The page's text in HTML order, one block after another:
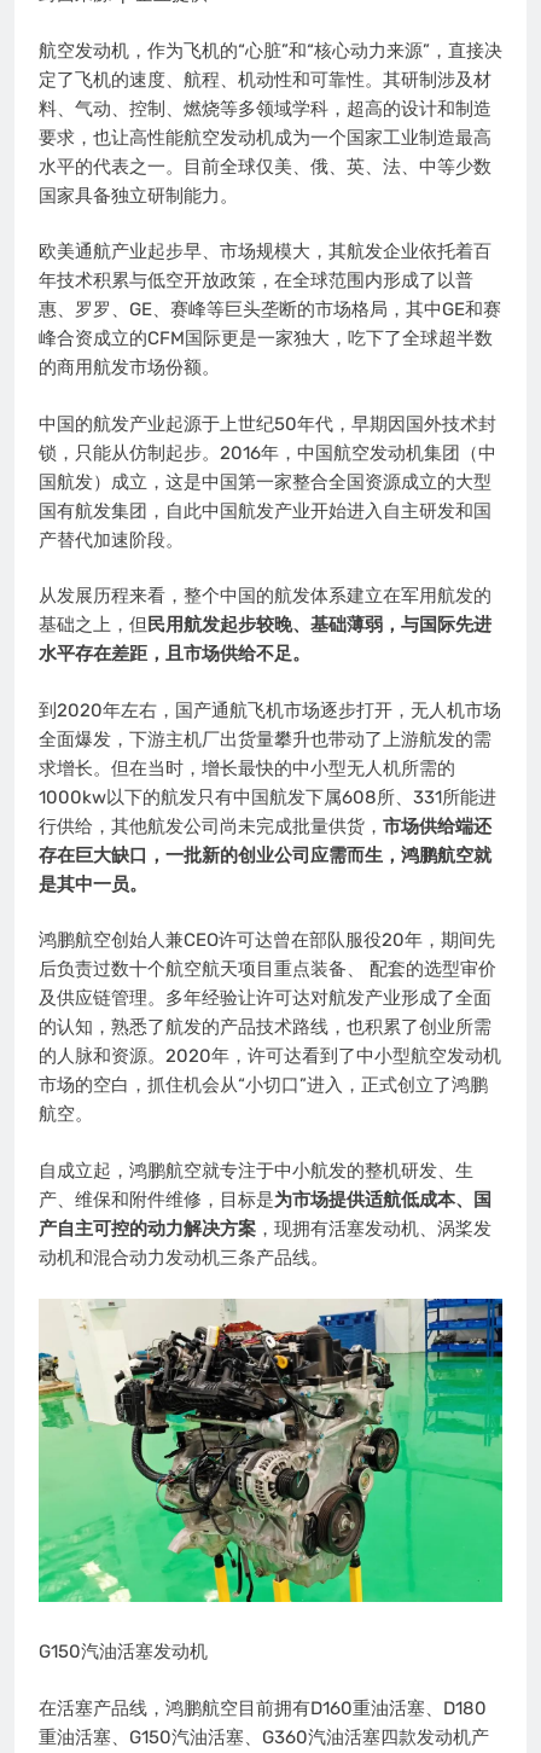
航空发动机，作为飞机的“心脏”和“核心动力来源”，直接决
定了飞机的速度、航程、机动性和可靠性。其研制涉及材
料、气动、控制、燃烧等多领域学科，超高的设计和制造
要求，也让高性能航空发动机成为一个国家工业制造最高
水平的代表之一。目前全球仅美、俄、英、法、中等少数
国家具备独立研制能力。
欧美通航产业起步早、市场规模大，其航发企业依托着百
年技术积累与低空开放政策，在全球范围内形成了以普
惠、罗罗、GE、赛峰等巨头垄断的市场格局，其中GE和赛
峰合资成立的CFM国际更是一家独大，吃下了全球超半数
的商用航发市场份额。
中国的航发产业起源于上世纪50年代，早期因国外技术封
锁，只能从仿制起步。2016年，中国航空发动机集团（中
国航发）成立，这是中国第一家整合全国资源成立的大型
国有航发集团，自此中国航发产业开始进入自主研发和国
产替代加速阶段。
从发展历程来看，整个中国的航发体系建立在军用航发的
基础之上，但 民用航发起步较晚、基础薄弱，与国际先进
水平存在差距，且市场供给不足。
到2020年左右，国产通航飞机市场逐步打开，无人机市场
全面爆发，下游主机厂出货量攀升也带动了上游航发的需
求增长。但在当时，增长最快的中小型无人机所需的
1000kw以下的航发只有中国航发下属608所、331所能进
行供给，其他航发公司尚未完成批量供货， 市场供给端还
存在巨大缺口，一批新的创业公司应需而生，鸿鹏航空就
是其中一员。
鸿鹏航空创始人兼CEO许可达曾在部队服役20年，期间先
后负责过数十个航空航天项目重点装备、 配套的选型审价
及供应链管理。多年经验让许可达对航发产业形成了全面
的认知，熟悉了航发的产品技术路线，也积累了创业所需
的人脉和资源。2020年，许可达看到了中小型航空发动机
市场的空白，抓住机会从“小切口”进入，正式创立了鸿鹏
航空。
自成立起，鸿鹏航空就专注于中小航发的整机研发、生
产、维保和附件维修，目标是为市场提供适航低成本、国
产自主可控的动力解决方案 ，现拥有活塞发动机、涡桨发
动机和混合动力发动机三条产品线。
G150汽油活塞发动机
在活塞产品线，鸿鹏航空目前拥有D160重油活塞、D180
重油活塞、G150汽油活塞、G360汽油活塞四款发动机产